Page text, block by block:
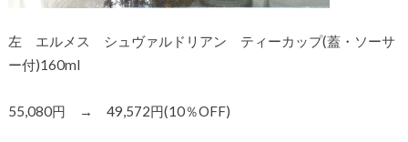
左 エルメス シュヴァルドリアン ティーカップ(蓋・ソーサ
ー付)160ml
55,080円 → 49,572円(10％OFF)